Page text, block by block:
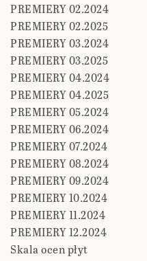
PREMIERY 02.2024
PREMIERY 02.2025
PREMIERY 03.2024
PREMIERY 03.2025
PREMIERY 04.2024
PREMIERY 04.2025
PREMIERY 05.2024
PREMIERY 06.2024
PREMIERY 07.2024
PREMIERY 08.2024
PREMIERY 09.2024
PREMIERY 10.2024
PREMIERY 11.2024
PREMIERY 12.2024
Skala ocen płyt